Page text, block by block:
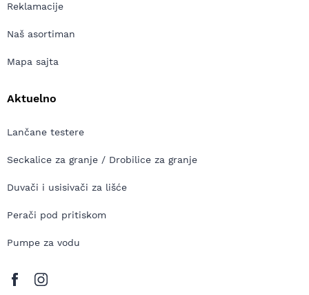
Reklamacije
Naš asortiman
Mapa sajta
Aktuelno
Lančane testere
Seckalice za granje / Drobilice za granje
Duvači i usisivači za lišće
Perači pod pritiskom
Pumpe za vodu